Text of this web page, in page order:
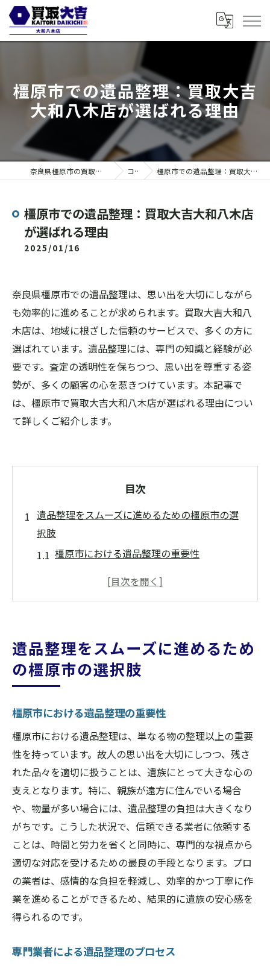
橿原市での遺品整理：買取大吉
大和八木店が選ばれる理由
奈良県橿原市の買取なら買取大吉 大和八木店 コラム 橿原市での遺品整理：買取大吉大和八木店が選ばれる理由
橿原市での遺品整理：買取大吉大和八木店
が選ばれる理由
2025/01/16
奈良県橿原市での遺品整理は、思い出を大切にしながら
も効率的に進めることが求められます。買取大吉大和八
木店は、地域に根ざした信頼のサービスで、多くの方に
選ばれています。遺品整理には、専門の知識と経験が必
要です。査定の透明性を保ちつつ、思い出を尊重する姿
勢が、多くの顧客の心を惹きつけています。本記事で
は、橿原市で買取大吉大和八木店が選ばれる理由につい
て詳しくご紹介します。
目次
遺品整理をスムーズに進めるための橿原市の選
択肢
橿原市における遺品整理の重要性
専門業者による遺品整理のプロセス
地元での評判が高い遺品整理業者とは
遺品整理における信頼性と安心感
イント
遺品整理を始める前の準備事項
橿原市での遺品整理の流れ
法律に基づく遺品整理の手続き
遺品整理の費用と見積もりの相場
トラブルを避けるための業者選びのコツ
遺品整理の際に考慮すべき心情的な面
遺品整理の専門家が語る橿原市での成功の秘訣
経験豊富な専門家の意見
効率的な遺品整理のプランニング
顧客満足を高めるためのサービス提供
遺品整理でのコミュニケーションの重要性
遺品整理をスムーズに進めるため
の橿原市の選択肢
橿原市における遺品整理の重要性
橿原市における遺品整理は、単なる物の整理以上の重要
性を持っています。故人の思い出を大切にしつつ、残さ
れた品々を適切に扱うことは、遺族にとって大きな心の
支えとなります。特に、親族が遠方に住んでいる場合
や、物量が多い場合には、遺品整理の負担は大きくなり
がちです。こうした状況で、信頼できる業者に依頼する
ことは、時間と労力を省くと同時に、専門的な視点から
適切な対応を受けるための最良の手段となります。プロ
の業者は、感情的な負担を軽減し、効率的かつ丁寧に作
業を進めることができるため、結果的に遺族の安心感を
得られるのです。
専門業者による遺品整理のプロセス